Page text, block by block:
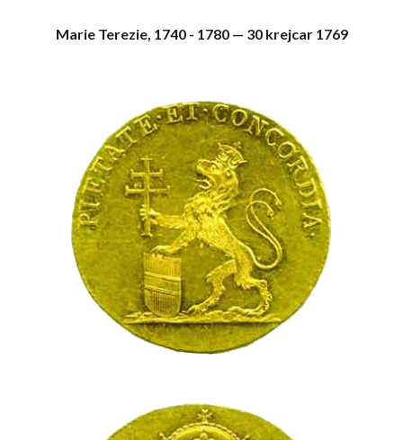
Marie Terezie, 1740 - 1780 — 30 krejcar 1769